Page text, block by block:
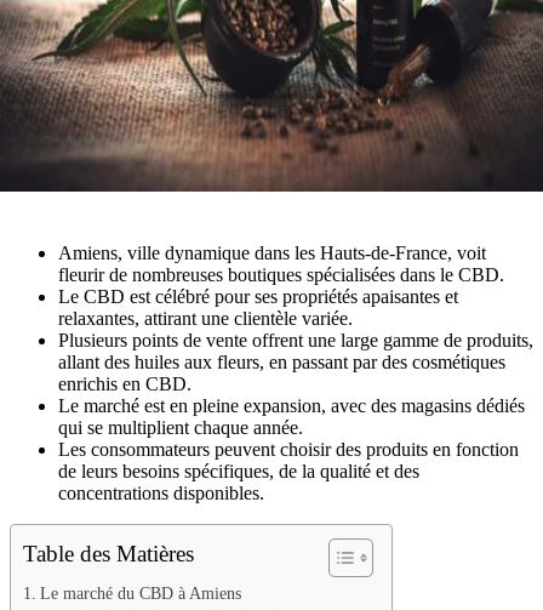
Amiens, ville dynamique dans les Hauts-de-France, voit
fleurir de nombreuses boutiques spécialisées dans le CBD.
Le CBD est célébré pour ses propriétés apaisantes et
relaxantes, attirant une clientèle variée.
Plusieurs points de vente offrent une large gamme de produits,
allant des huiles aux fleurs, en passant par des cosmétiques
enrichis en CBD.
Le marché est en pleine expansion, avec des magasins dédiés
qui se multiplient chaque année.
Les consommateurs peuvent choisir des produits en fonction
de leurs besoins spécifiques, de la qualité et des
concentrations disponibles.
Table des Matières
Le marché du CBD à Amiens